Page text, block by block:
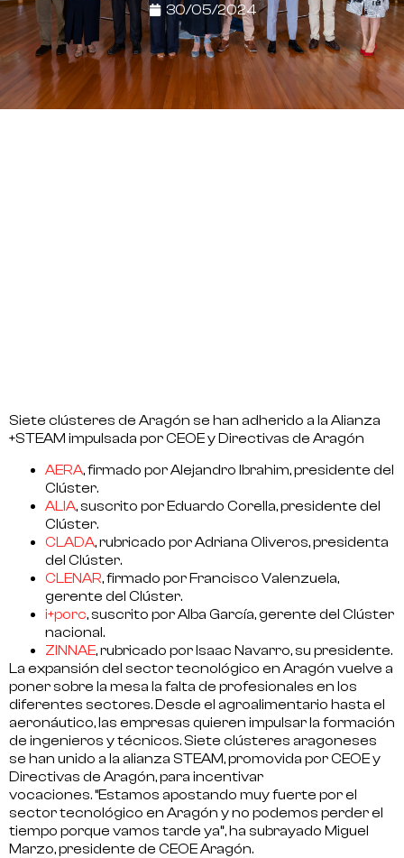
30/05/2024
Siete clústeres de Aragón se han adherido a la Alianza
+STEAM impulsada por CEOE y Directivas de Aragón
AERA, firmado por Alejandro Ibrahim, presidente del
Clúster.
ALIA, suscrito por Eduardo Corella, presidente del
Clúster.
CLADA, rubricado por Adriana Oliveros, presidenta
del Clúster.
CLENAR, firmado por Francisco Valenzuela,
gerente del Clúster.
i+porc, suscrito por Alba García, gerente del Clúster
nacional.
ZINNAE, rubricado por Isaac Navarro, su presidente.
La expansión del sector tecnológico en Aragón vuelve a
poner sobre la mesa la falta de profesionales en los
diferentes sectores. Desde el agroalimentario hasta el
aeronáutico, las empresas quieren impulsar la formación
de ingenieros y técnicos. Siete clústeres aragoneses
se han unido a la alianza STEAM, promovida por CEOE y
Directivas de Aragón, para incentivar
vocaciones. “Estamos apostando muy fuerte por el
sector tecnológico en Aragón y no podemos perder el
tiempo porque vamos tarde ya”, ha subrayado Miguel
Marzo, presidente de CEOE Aragón.